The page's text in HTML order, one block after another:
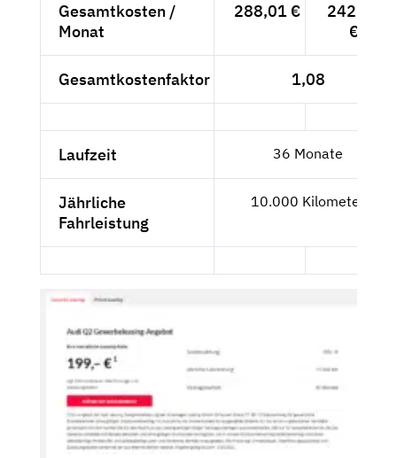
Gesamtkosten /
Monat
288,01 €
242,02
€
Gesamtkostenfaktor 1,08
Laufzeit 36 Monate
Jährliche
Fahrleistung
10.000 Kilometer